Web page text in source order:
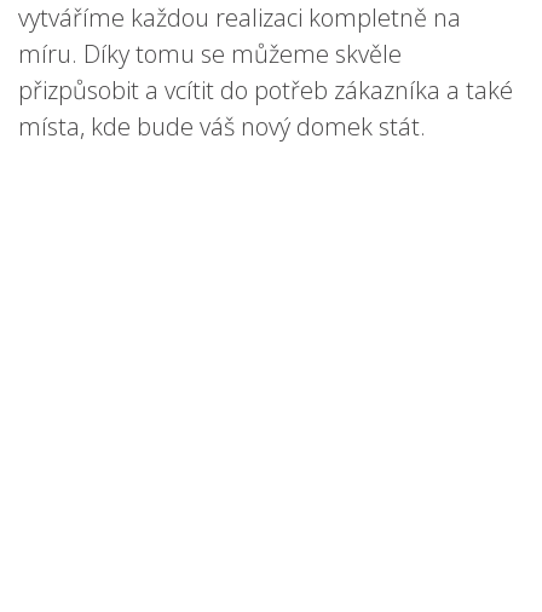
vytváříme každou realizaci kompletně na
míru. Díky tomu se můžeme skvěle
přizpůsobit a vcítit do potřeb zákazníka a také
místa, kde bude váš nový domek stát.